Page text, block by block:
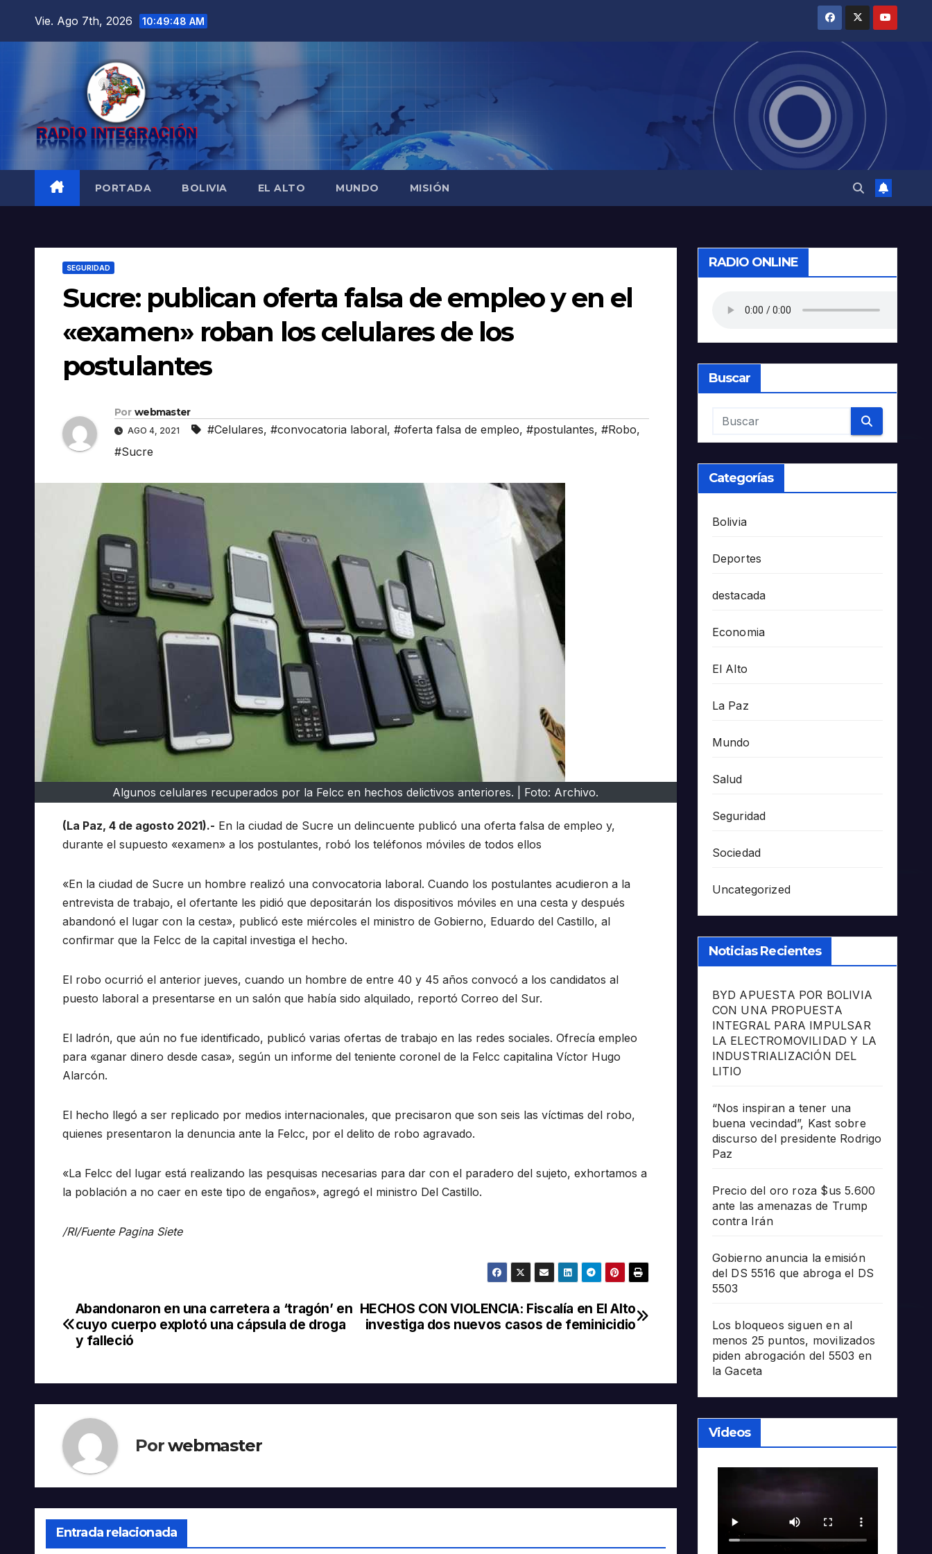
Vie. Ago 7th, 2026 10:49:49 AM
PORTADA BOLIVIA EL ALTO MUNDO MISIÓN
SEGURIDAD
Sucre: publican oferta falsa de empleo y en el
«examen» roban los celulares de los
postulantes
Por webmaster
AGO 4, 2021 #Celulares, #convocatoria laboral, #oferta falsa de empleo, #postulantes, #Robo,
#Sucre
Algunos celulares recuperados por la Felcc en hechos delictivos anteriores. | Foto: Archivo.
(La Paz, 4 de agosto 2021).- En la ciudad de Sucre un delincuente publicó una oferta falsa de empleo y,
durante el supuesto «examen» a los postulantes, robó los teléfonos móviles de todos ellos
«En la ciudad de Sucre un hombre realizó una convocatoria laboral. Cuando los postulantes acudieron a la
entrevista de trabajo, el ofertante les pidió que depositarán los dispositivos móviles en una cesta y después
abandonó el lugar con la cesta», publicó este miércoles el ministro de Gobierno, Eduardo del Castillo, al
confirmar que la Felcc de la capital investiga el hecho.
El robo ocurrió el anterior jueves, cuando un hombre de entre 40 y 45 años convocó a los candidatos al
puesto laboral a presentarse en un salón que había sido alquilado, reportó Correo del Sur.
El ladrón, que aún no fue identificado, publicó varias ofertas de trabajo en las redes sociales. Ofrecía empleo
para «ganar dinero desde casa», según un informe del teniente coronel de la Felcc capitalina Víctor Hugo
Alarcón.
El hecho llegó a ser replicado por medios internacionales, que precisaron que son seis las víctimas del robo,
quienes presentaron la denuncia ante la Felcc, por el delito de robo agravado.
«La Felcc del lugar está realizando las pesquisas necesarias para dar con el paradero del sujeto, exhortamos a
la población a no caer en este tipo de engaños», agregó el ministro Del Castillo.
/RI/Fuente Pagina Siete
Navegación
de
HECHOS CON VIOLENCIA: Fiscalía en El Alto
investiga dos nuevos casos de feminicidio
Abandonaron en una carretera a ‘tragón’ en
cuyo cuerpo explotó una cápsula de droga
y falleció
Porwebmaster
Entrada relacionada
RADIO ONLINE
Buscar
Categorías
Bolivia
Deportes
destacada
Economia
El Alto
La Paz
Mundo
Salud
Seguridad
Sociedad
Uncategorized
Noticias Recientes
BYD APUESTA POR BOLIVIA
CON UNA PROPUESTA
INTEGRAL PARA IMPULSAR
LA ELECTROMOVILIDAD Y LA
INDUSTRIALIZACIÓN DEL
LITIO
“Nos inspiran a tener una
buena vecindad”, Kast sobre
discurso del presidente Rodrigo
Paz
Precio del oro roza $us 5.600
ante las amenazas de Trump
contra Irán
Gobierno anuncia la emisión
del DS 5516 que abroga el DS
5503
Los bloqueos siguen en al
menos 25 puntos, movilizados
piden abrogación del 5503 en
la Gaceta
Videos